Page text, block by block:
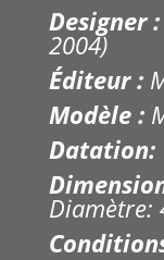
Designer :
2004)
Éditeur :
Modèle :
Datation:
Diamètre: